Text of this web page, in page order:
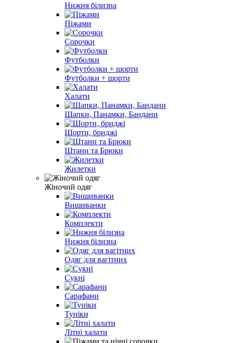
Нижня білизна
Піжами
Сорочки
Футболки
Футболки + шорти
Халати
Шапки, Панамки, Бандани
Шорти, бриджі
Штани та Брюки
Жилетки
Жіночий одяг
Вишиванки
Комплекти
Нижня білизна
Одяг для вагітних
Сукні
Сарафани
Туніки
Літні халати